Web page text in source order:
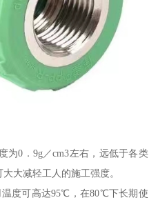
为0．9g／cm3左右，远低于各类
大减轻工人的施工强度。
度可高达95℃，在80℃下长期使